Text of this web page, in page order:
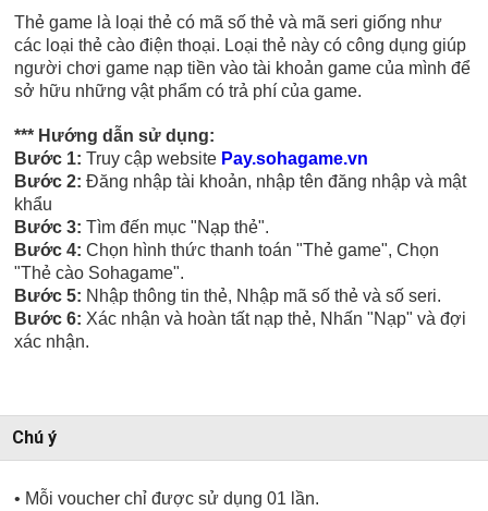
Thẻ game là loại thẻ có mã số thẻ và mã seri giống như
các loại thẻ cào điện thoại. Loại thẻ này có công dụng giúp
người chơi game nạp tiền vào tài khoản game của mình để
sở hữu những vật phẩm có trả phí của game.
*** Hướng dẫn sử dụng:
Bước 1: Truy cập website Pay.sohagame.vn
Bước 2: Đăng nhập tài khoản, nhập tên đăng nhập và mật
khẩu
Bước 3: Tìm đến mục "Nạp thẻ".
Bước 4: Chọn hình thức thanh toán "Thẻ game", Chọn
"Thẻ cào Sohagame".
Bước 5: Nhập thông tin thẻ, Nhập mã số thẻ và số seri.
Bước 6: Xác nhận và hoàn tất nạp thẻ, Nhấn "Nạp" và đợi
xác nhận.
Chú ý
• Mỗi voucher chỉ được sử dụng 01 lần.